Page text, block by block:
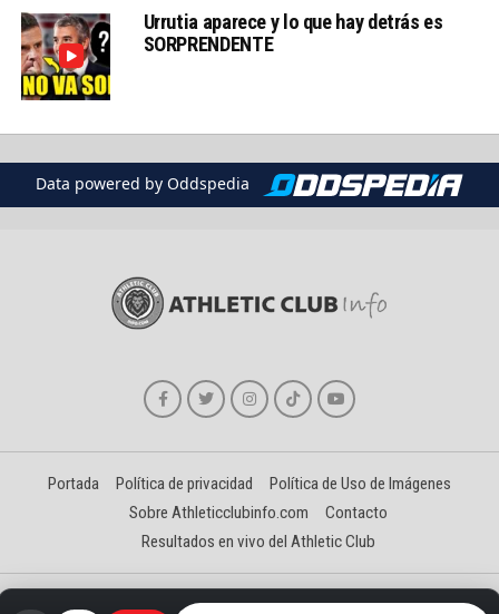
Urrutia aparece y lo que hay detrás es
SORPRENDENTE
Data powered by Oddspedia
Portada Política de privacidad
Política de Uso de Imágenes
Sobre Athleticclubinfo.com
Contacto
Resultados en vivo del Athletic Club
Creado y gestionado por David Benéitez Landeta